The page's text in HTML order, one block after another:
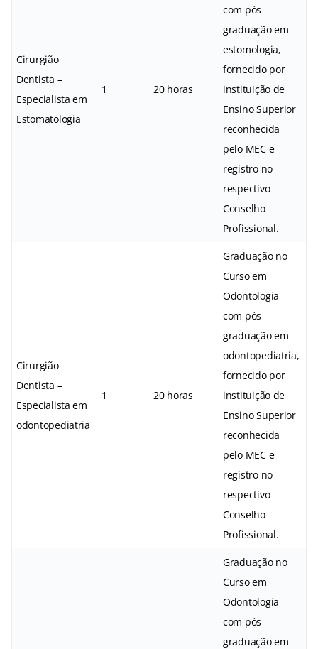
Cirurgião
Dentista –
Especialista em
Estomatologia
1 20 horas
com pós-
graduação em
estomologia,
fornecido por
instituição de
Ensino Superior
reconhecida
pelo MEC e
registro no
respectivo
Conselho
Profissional.
Cirurgião
Dentista –
Especialista em
odontopediatria
1 20 horas
Graduação no
Curso em
Odontologia
com pós-
graduação em
odontopediatria,
fornecido por
instituição de
Ensino Superior
reconhecida
pelo MEC e
registro no
respectivo
Conselho
Profissional.
Graduação no
Curso em
Odontologia
com pós-
graduação em